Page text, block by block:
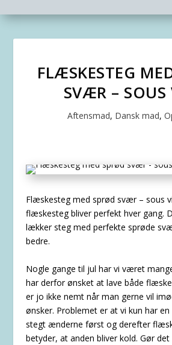
FLÆSKESTEG
SVÆR – SOUS
Aftensmad, Dansk mad,
Flæskesteg med sprød svær – sous
flæskesteg bliver perfekt hver gang.
lækker steg med perfekte sprøde
bedre.
Nogle gange til jul har vi været
har derfor ønsket at lave både
er jo ikke nemt når man gerne vil
ønsker. Problemet er at vi kun har
stegt ænderne først og derefter
betyder, at anden bliver kold. Gør